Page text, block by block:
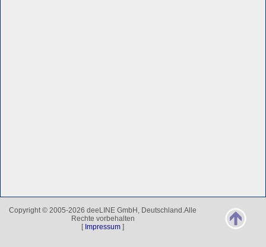
Copyright © 2005-2026 deeLINE GmbH, Deutschland.Alle
Rechte vorbehalten
[ Impressum ]